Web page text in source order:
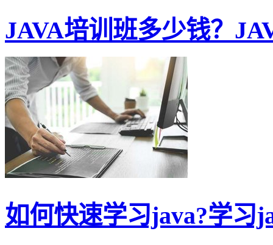
JAVA培训班多少钱？
如何快速学习java?学习